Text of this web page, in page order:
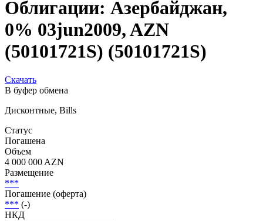
Облигации: Азербайджан,
0% 03jun2009, AZN
(50101721S) (50101721S)
Скачать
В буфер обмена
Дисконтные, Bills
Статус
Погашена
Объем
4 000 000 AZN
Размещение
***
Погашение (оферта)
*** (-)
НКД